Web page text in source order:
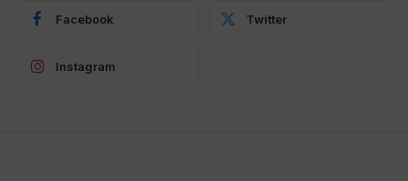
Facebook Twitter
Instagram